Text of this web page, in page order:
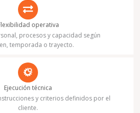
operativa
procesos y capacidad según
temporada o trayecto.
Ejecución técnica
y criterios definidos por el
cliente.